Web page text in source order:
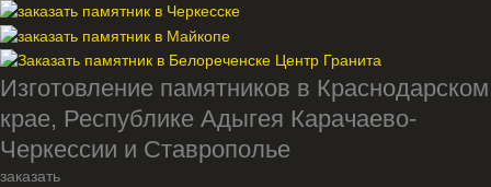
Изготовление памятников в Краснодарском
крае, Республике Адыгея Карачаево-
Черкессии и Ставрополье
заказать